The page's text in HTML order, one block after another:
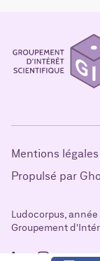
Mentions légales
Propulsé par
Ludocorpus,
Groupement